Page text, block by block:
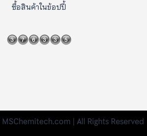
ซื้อสินค้าในข้อปปี้
| All Rights Reserved